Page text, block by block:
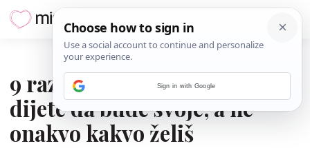
9 razloga zašto trebaš pustiti
dijete da bude svoje, a ne
onakvo kakvo želiš
Sign in with Google